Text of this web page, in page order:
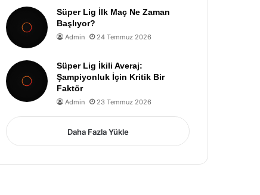
Süper Lig İlk Maç Ne Zaman
Başlıyor?
Admin 24 Temmuz 2026
Süper Lig İkili Averaj:
Şampiyonluk İçin Kritik Bir
Faktör
Admin 23 Temmuz 2026
Daha Fazla Yükle